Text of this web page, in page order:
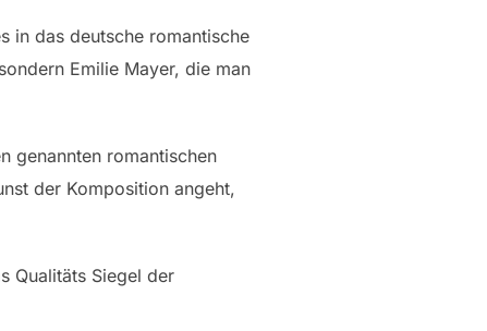
in das deutsche romantische
Emilie Mayer, die man
genannten romantischen
der Komposition angeht,
Qualitäts Siegel der